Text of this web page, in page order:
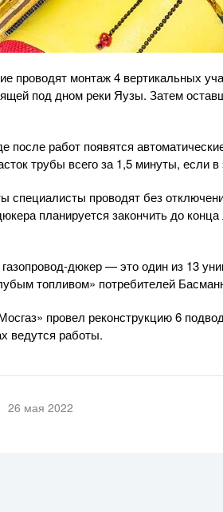
проводят монтаж 4 вертикальных
под дном реки Яузы. Затем
после работ появятся
трубы всего за 1,5 минуты, если
специалисты проводят без
планируется закончить до
дюкер — это один из 13
топливом» потребителей
провел реконструкцию 6
ведутся работы.
26 мая 2022